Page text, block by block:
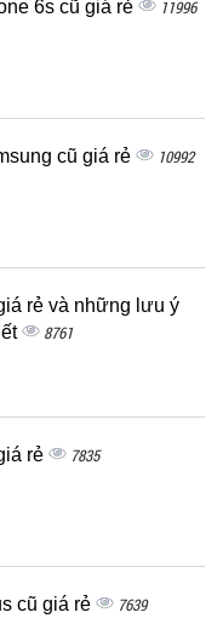
6s cũ giá rẻ 11996
cũ giá rẻ 10992
rẻ và những lưu ý
8761
rẻ 7835
cũ giá rẻ 7639